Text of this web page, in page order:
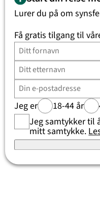
Lurer du på om
Få gratis tilgang til
Jeg er 18-44 år
Jeg samtykker til
mitt samtykke.